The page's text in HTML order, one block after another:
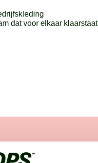
dat voor elkaar klaarstaat